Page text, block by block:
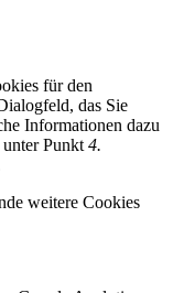
für den
das Sie
Informationen dazu
Punkt 4.
weitere Cookies